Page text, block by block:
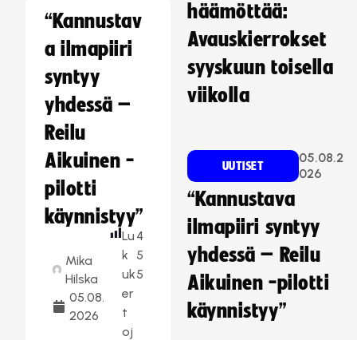
“Kannustav
a ilmapiiri
syntyy
yhdessä –
Reilu
Aikuinen -
pilotti
käynnistyy”
Mika
Hilska
05.08.
2026
Lu
k
uk
er
t
oj
4
5
5
häämöttää:
Avauskierrokset
syyskuun toisella
viikolla
UUTISET
05.08.2
026
“Kannustava
ilmapiiri syntyy
yhdessä – Reilu
Aikuinen -pilotti
käynnistyy”